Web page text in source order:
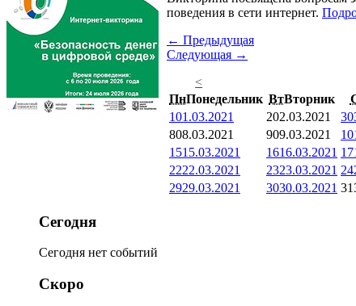
поведения в сети интернет.
← Предыдущая
Следующая →
<
ПнПонедельник ВтВторник
101.03.2021 202.03.2021 3
808.03.2021 909.03.2021 10
1515.03.2021 1616.03.2021 17
2222.03.2021 2323.03.2021 24
2929.03.2021 3030.03.2021 31
Сегодня
Сегодня нет событий
Скоро